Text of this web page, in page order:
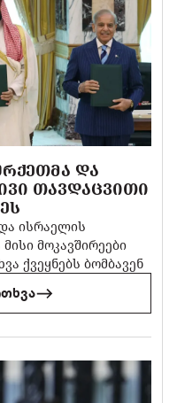
ᲓᲐ
ᲗᲐᲕᲓᲐᲪᲕᲘᲗᲘ
ისრაელის
მოკავშირეები
ქვეყნებს ბომბავენ